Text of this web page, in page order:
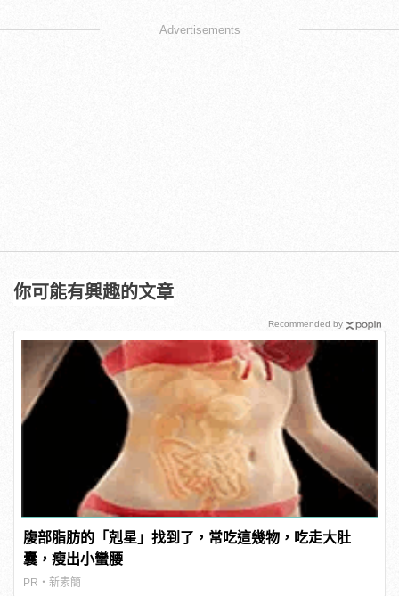
Advertisements
你可能有興趣的文章
腹部脂肪的「剋星」找到了，常吃這幾物，吃走大肚
囊，瘦出小蠻腰
PR・新素簡
Recommended by